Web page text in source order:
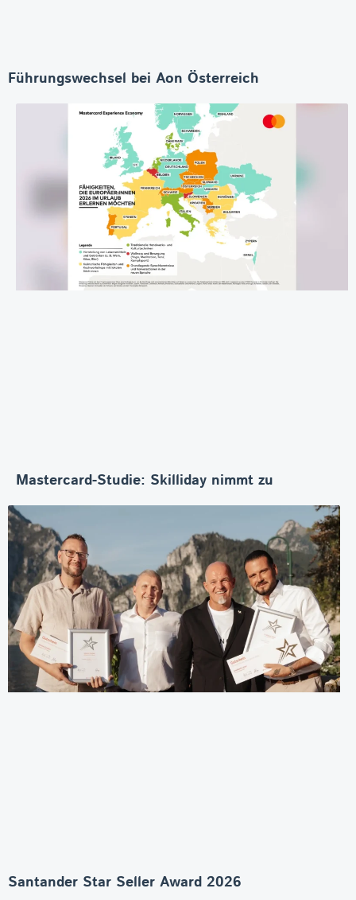
Führungswechsel bei Aon Österreich
Mastercard-Studie: Skilliday nimmt zu
Santander Star Seller Award 2026